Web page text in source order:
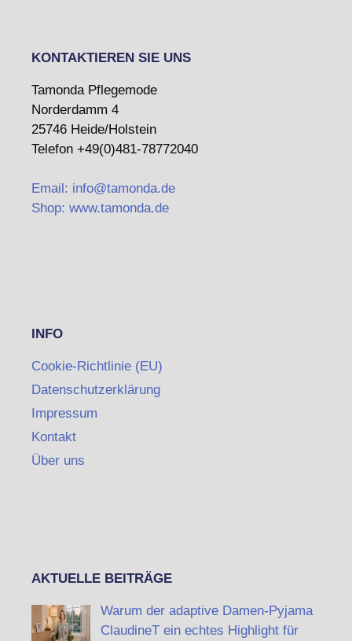
KONTAKTIEREN SIE UNS
Tamonda Pflegemode
Norderdamm 4
25746 Heide/Holstein
Telefon +49(0)481-78772040
Email: info@tamonda.de
Shop: www.tamonda.de
INFO
Cookie-Richtlinie (EU)
Datenschutzerklärung
Impressum
Kontakt
Über uns
AKTUELLE BEITRÄGE
Warum der adaptive Damen-Pyjama
ClaudineT ein echtes Highlight für